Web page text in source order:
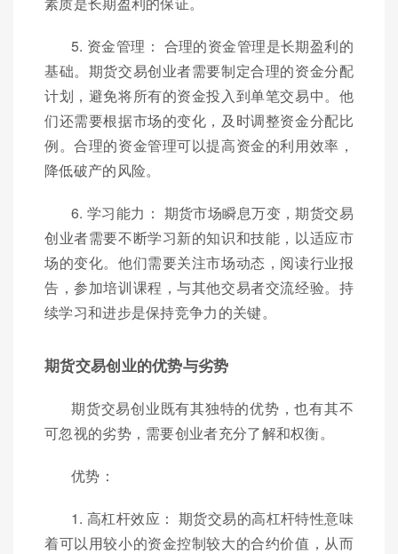
5. 资金管理： 合理的资金管理是长期盈利的
基础。期货交易创业者需要制定合理的资金分配
计划，避免将所有的资金投入到单笔交易中。他
们还需要根据市场的变化，及时调整资金分配比
例。合理的资金管理可以提高资金的利用效率，
降低破产的风险。
6. 学习能力： 期货市场瞬息万变，期货交易
创业者需要不断学习新的知识和技能，以适应市
场的变化。他们需要关注市场动态，阅读行业报
告，参加培训课程，与其他交易者交流经验。持
续学习和进步是保持竞争力的关键。
期货交易创业的优势与劣势
期货交易创业既有其独特的优势，也有其不
可忽视的劣势，需要创业者充分了解和权衡。
优势：
1. 高杠杆效应： 期货交易的高杠杆特性意味
着可以用较小的资金控制较大的合约价值，从而